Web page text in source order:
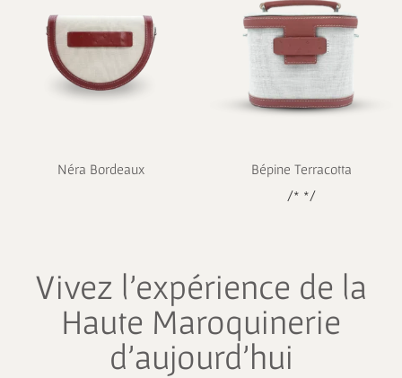
Néra Bordeaux
Bépine Terracotta
/* */
Vivez l’expérience de la
Haute Maroquinerie
d’aujourd’hui